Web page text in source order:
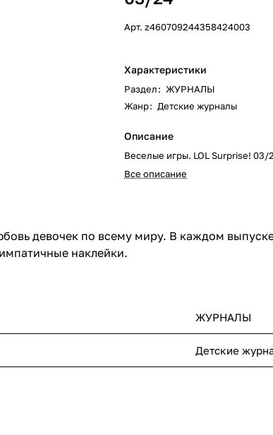
Арт.z460709244358424003
Характеристики
Раздел: ЖУРНАЛЫ
Жанр: Детские журналы
Описание
Веселые игры. LOL Surprise! 03/
Все описание
девочек по всему миру. В каждом
наклейки.
ЖУРНАЛЫ
Детские